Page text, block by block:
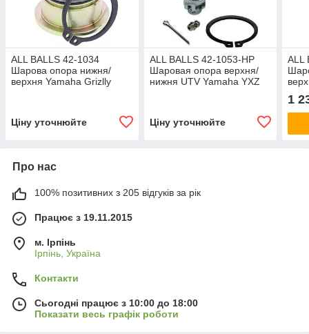
ALL BALLS 42-1034
Шарова опора нижня/
верхня Yamaha Grizlly
Ціну уточнюйте
ALL BALLS 42-1053-HP
Шаровая опора верхня/
нижня UTV Yamaha YXZ
Ціну уточнюйте
ALL
1
Про нас
100% позитивних з 205 відгуків за рік
Працює з 19.11.2015
м. Ірпінь
Ірпінь, Україна
Контакти
Сьогодні працює з 10:00 до 18:00
Показати весь графік роботи